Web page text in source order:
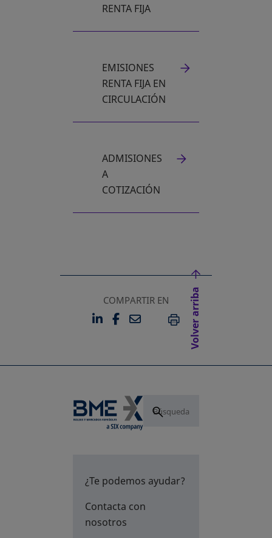
RENTA FIJA
EMISIONES
RENTA FIJA EN
CIRCULACIÓN
ADMISIONES
A
COTIZACIÓN
COMPARTIR EN
LINKEDIN
SE ABRE EN UNA PESTAÑA
FACEBOOK
SE ABRE EN UNA
EMAILIMPRIMIR
Volver arriba
¿Te podemos ayudar?
Contacta con
nosotros